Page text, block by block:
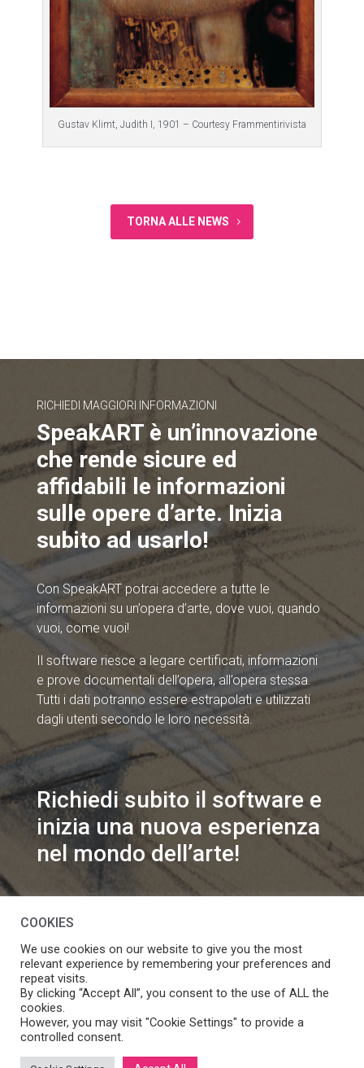
Gustav Klimt, Judith I, 1901 – Courtesy Frammentirivista
TORNA ALLE NEWS
RICHIEDI MAGGIORI INFORMAZIONI
SpeakART è un’innovazione
che rende sicure ed
affidabili le informazioni
sulle opere d’arte. Inizia
subito ad usarlo!
Con SpeakART potrai accedere a tutte le
informazioni su un’opera d’arte, dove vuoi, quando
vuoi, come vuoi!
Il software riesce a legare certificati, informazioni
e prove documentali dell’opera, all’opera stessa.
Tutti i dati potranno essere estrapolati e utilizzati
dagli utenti secondo le loro necessità.
Richiedi subito il software e
inizia una nuova esperienza
nel mondo dell’arte!
Se vuoi modificare le preferenze sul consenso cookie
cliccaManage consent
COOKIES
We use cookies on our website to give you the most
relevant experience by remembering your preferences and
repeat visits.
By clicking “Accept All”, you consent to the use of ALL the
cookies.
However, you may visit "Cookie Settings" to provide a
controlled consent.